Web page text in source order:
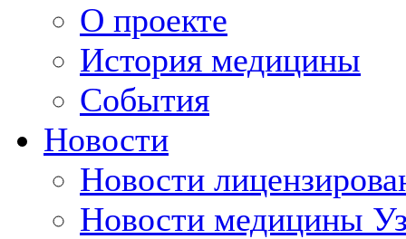
О проекте
История медицины
События
Новости
Новости
Новости медицины